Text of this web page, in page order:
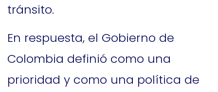
tránsito.
En respuesta, el Gobierno de
Colombia definió como una
prioridad y como una política de